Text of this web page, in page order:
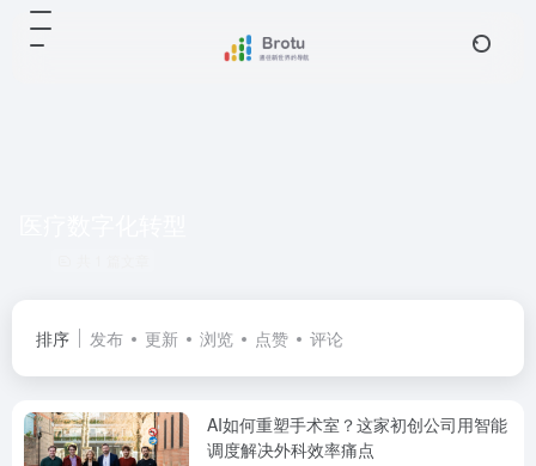
排序 发布 更新 浏览 点赞 评论
AI如何重塑手术室？这家初创公司用智能
调度解决外科效率痛点